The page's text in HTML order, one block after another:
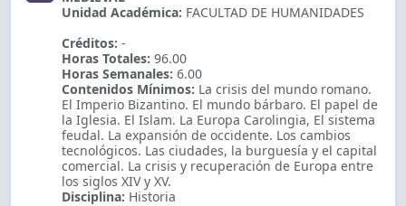
Unidad Académica: FACULTAD DE HUMANIDADES
Créditos: -
Horas Totales: 96.00
Horas Semanales: 6.00
Contenidos Mínimos: La crisis del mundo romano.
El Imperio Bizantino. El mundo bárbaro. El papel de
la Iglesia. El Islam. La Europa Carolingia, El sistema
feudal. La expansión de occidente. Los cambios
tecnológicos. Las ciudades, la burguesía y el capital
comercial. La crisis y recuperación de Europa entre
los siglos XIV y XV.
Disciplina: Historia